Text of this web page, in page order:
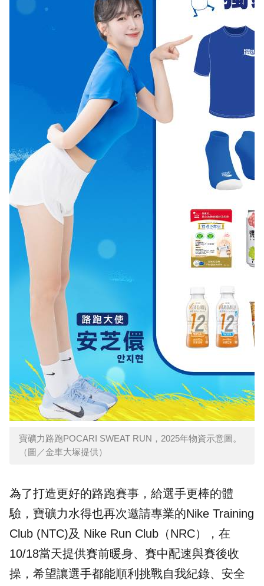
寶礦力路跑POCARI SWEAT RUN，2025年物資示意圖。
（圖／金車大塚提供）
為了打造更好的路跑賽事，給選手更棒的體
驗，寶礦力水得也再次邀請專業的Nike Training
Club (NTC)及 Nike Run Club（NRC），在
10/18當天提供賽前暖身、賽中配速與賽後收
操，希望讓選手都能順利挑戰自我紀錄、安全